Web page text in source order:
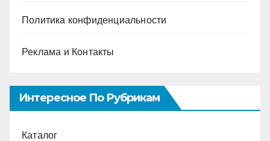
Политика конфиденциальности
Реклама и Контакты
Интересное По Рубрикам
Каталог